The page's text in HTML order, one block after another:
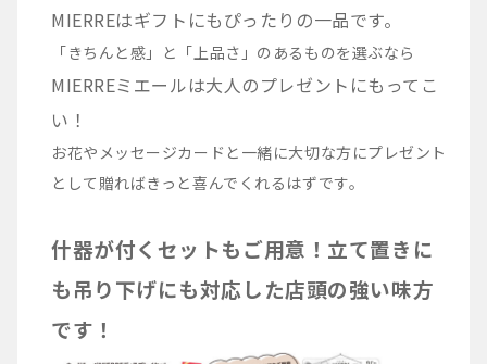
MIERREはギフトにもぴったりの一品です。
「きちんと感」と「上品さ」のあるものを選ぶなら
MIERREミエールは大人のプレゼントにもってこ
い！
お花やメッセージカードと一緒に大切な方にプレゼント
として贈ればきっと喜んでくれるはずです。
什器が付くセットもご用意！立て置きに
も吊り下げにも対応した店頭の強い味方
です！